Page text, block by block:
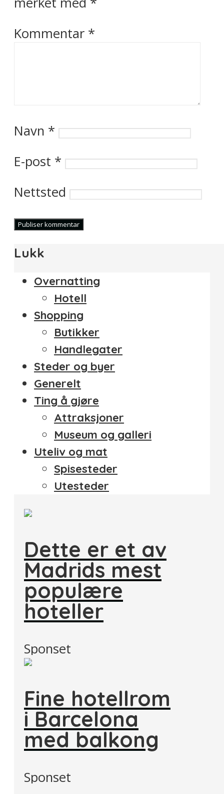
Kommentar *
Navn *
E-post *
Nettsted
Lukk
Overnatting
Hotell
Shopping
Butikker
Handlegater
Steder og byer
Generelt
Ting å gjøre
Attraksjoner
Museum og galleri
Uteliv og mat
Spisesteder
Utesteder
Dette er et av
Madrids mest
populære
hoteller
Sponset
Fine hotellrom
i Barcelona
med balkong
Sponset